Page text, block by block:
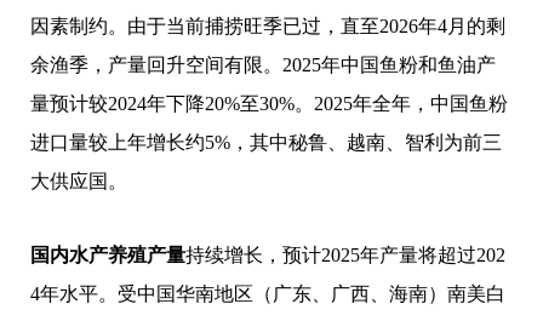
因素制约。由于当前捕捞旺季已过，直至2026年4月的剩
余渔季，产量回升空间有限。2025年中国鱼粉和鱼油产
量预计较2024年下降20%至30%。2025年全年，中国鱼粉
进口量较上年增长约5%，其中秘鲁、越南、智利为前三
大供应国。
国内水产养殖产量持续增长，预计2025年产量将超过202
4年水平。受中国华南地区（广东、广西、海南）南美白